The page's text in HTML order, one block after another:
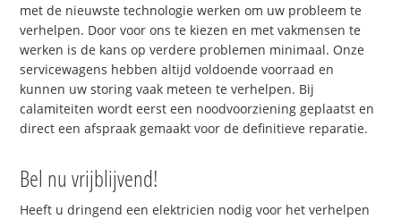
met de nieuwste technologie werken om uw probleem te
verhelpen. Door voor ons te kiezen en met vakmensen te
werken is de kans op verdere problemen minimaal. Onze
servicewagens hebben altijd voldoende voorraad en
kunnen uw storing vaak meteen te verhelpen. Bij
calamiteiten wordt eerst een noodvoorziening geplaatst en
direct een afspraak gemaakt voor de definitieve reparatie.
Bel nu vrijblijvend!
Heeft u dringend een elektricien nodig voor het verhelpen